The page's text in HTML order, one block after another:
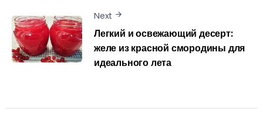
Next
Легкий и освежающий десерт:
желе из красной смородины для
идеального лета